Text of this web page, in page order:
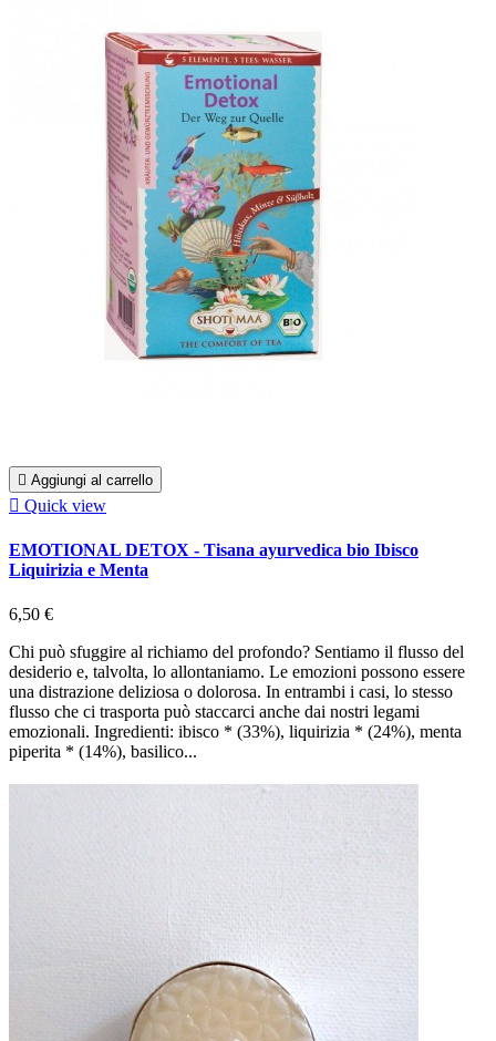
 Aggiungi al carrello
 Quick view
EMOTIONAL DETOX - Tisana ayurvedica bio Ibisco
Liquirizia e Menta
6,50 €
Chi può sfuggire al richiamo del profondo? Sentiamo il flusso del
desiderio e, talvolta, lo allontaniamo. Le emozioni possono essere
una distrazione deliziosa o dolorosa. In entrambi i casi, lo stesso
flusso che ci trasporta può staccarci anche dai nostri legami
emozionali. Ingredienti: ibisco * (33%), liquirizia * (24%), menta
piperita * (14%), basilico...